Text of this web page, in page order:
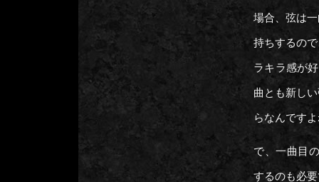
場合、弦は
持ちするの
ラキラ感が
曲とも新し
らなんです
で、一曲目
するのも必